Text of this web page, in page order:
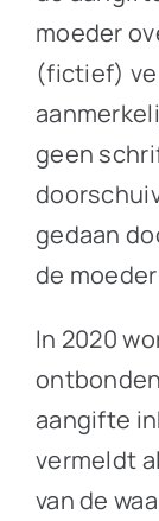
moeder
(fictief)
geen
gedaan
de
In 2020
aangifte
vermeldt
van de